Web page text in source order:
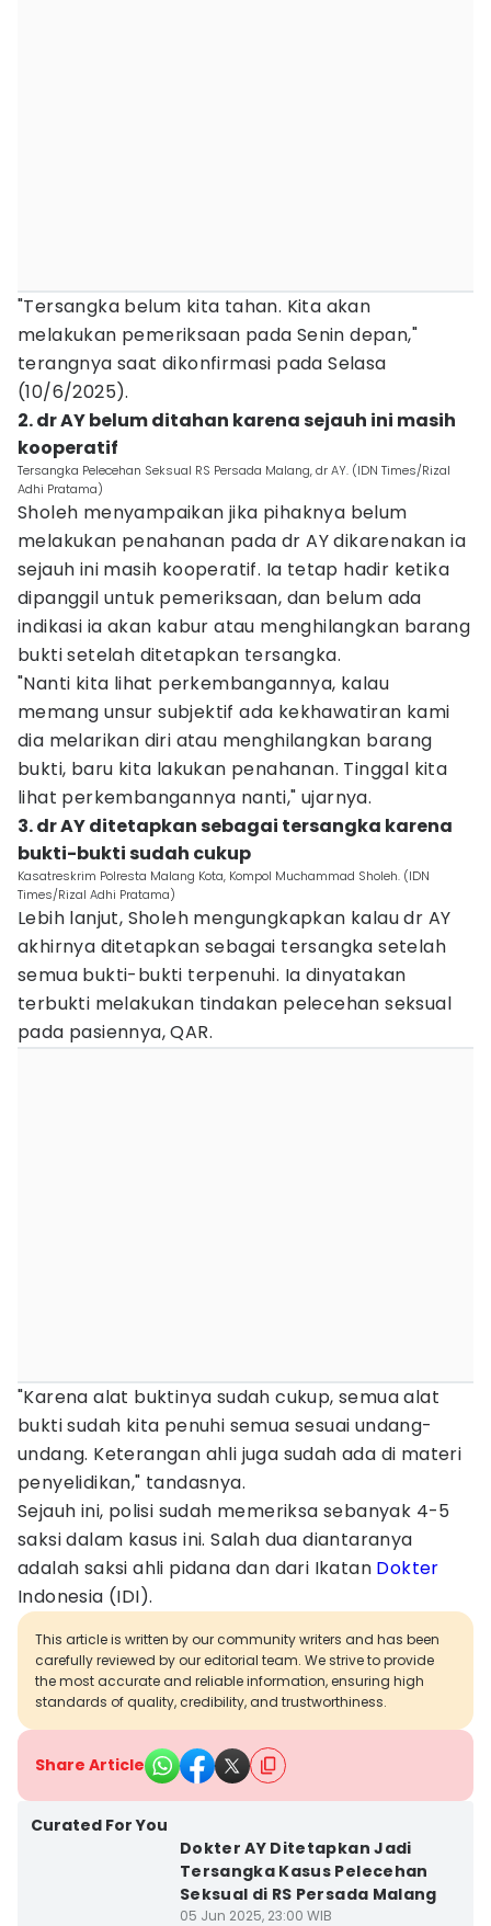
"Tersangka belum kita tahan. Kita akan
melakukan pemeriksaan pada Senin depan,"
terangnya saat dikonfirmasi pada Selasa
(10/6/2025).
2. dr AY belum ditahan karena sejauh ini masih
kooperatif
Tersangka Pelecehan Seksual RS Persada Malang, dr AY. (IDN Times/Rizal
Adhi Pratama)
Sholeh menyampaikan jika pihaknya belum
melakukan penahanan pada dr AY dikarenakan ia
sejauh ini masih kooperatif. Ia tetap hadir ketika
dipanggil untuk pemeriksaan, dan belum ada
indikasi ia akan kabur atau menghilangkan barang
bukti setelah ditetapkan tersangka.
"Nanti kita lihat perkembangannya, kalau
memang unsur subjektif ada kekhawatiran kami
dia melarikan diri atau menghilangkan barang
bukti, baru kita lakukan penahanan. Tinggal kita
lihat perkembangannya nanti," ujarnya.
3. dr AY ditetapkan sebagai tersangka karena
bukti-bukti sudah cukup
Kasatreskrim Polresta Malang Kota, Kompol Muchammad Sholeh. (IDN
Times/Rizal Adhi Pratama)
Lebih lanjut, Sholeh mengungkapkan kalau dr AY
akhirnya ditetapkan sebagai tersangka setelah
semua bukti-bukti terpenuhi. Ia dinyatakan
terbukti melakukan tindakan pelecehan seksual
pada pasiennya, QAR.
"Karena alat buktinya sudah cukup, semua alat
bukti sudah kita penuhi semua sesuai undang-
undang. Keterangan ahli juga sudah ada di materi
penyelidikan," tandasnya.
Sejauh ini, polisi sudah memeriksa sebanyak 4-5
saksi dalam kasus ini. Salah dua diantaranya
adalah saksi ahli pidana dan dari Ikatan Dokter
Indonesia (IDI).
This article is written by our community writers and has been
carefully reviewed by our editorial team. We strive to provide
the most accurate and reliable information, ensuring high
standards of quality, credibility, and trustworthiness.
Share Article
Curated For You
Dokter AY Ditetapkan Jadi
Tersangka Kasus Pelecehan
Seksual di RS Persada Malang
05 Jun 2025, 23:00 WIB